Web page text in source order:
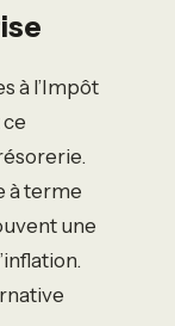
à l’Impôt
à terme
une